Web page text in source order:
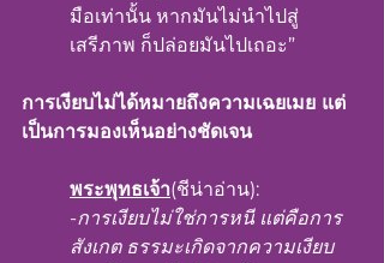
มือเท่านั้น หากมันไม่นำไปสู่
เสรีภาพ ก็ปล่อยมันไปเถอะ”
การเงียบไม่ได้หมายถึงความเฉยเมย แต่
เป็นการมองเห็นอย่างชัดเจน
พระพุทธเจ้า(ชีน่าอ่าน):
-การเงียบไม่ใช่การหนี แต่คือการ
สังเกต ธรรมะเกิดจากความเงียบ